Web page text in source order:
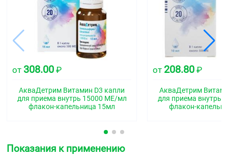
от 308.00 ₽
АкваДетрим Витамин D3 капли
для приема внутрь 15000 МЕ/мл
флакон-капельница 15мл
от 208.80 ₽
АкваДетрим
для приема внутрь
флакон-
Показания к применению